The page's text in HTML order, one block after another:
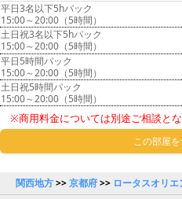
平日3名以下5hパック
15:00～20:00（5時間）
土日祝3名以下5hパック
15:00～20:00（5時間）
平日5時間パック
15:00～20:00（5時間）
土日祝5時間パック
15:00～20:00（5時間）
※商用料金については別途ご相談とな
この部屋
関西地方>>京都府>> ロータスオリ